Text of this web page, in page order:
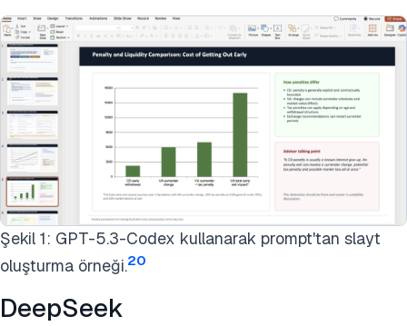
Şekil 1: GPT-5.3-Codex kullanarak prompt'tan slayt
oluşturma örneği.20
DeepSeek